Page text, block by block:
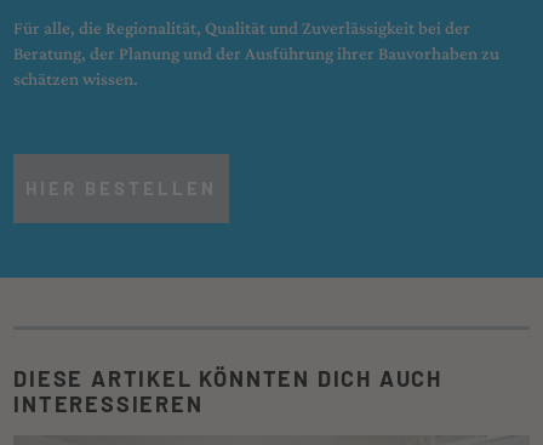
Für alle, die Regionalität, Qualität und Zuverlässigkeit bei der
Beratung, der Planung und der Ausführung ihrer Bauvorhaben zu
schätzen wissen.
HIER BESTELLEN
DIESE ARTIKEL KÖNNTEN DICH AUCH
INTERESSIEREN